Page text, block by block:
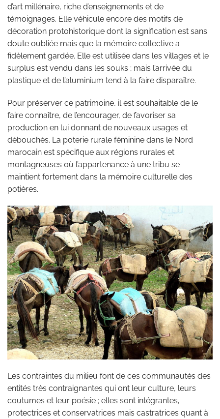
d’art millénaire, riche d’enseignements et de
témoignages. Elle véhicule encore des motifs de
décoration protohistorique dont la signification est sans
doute oubliée mais que la mémoire collective a
fidèlement gardée. Elle est utilisée dans les villages et le
surplus est vendu dans les souks ; mais l’arrivée du
plastique et de l’aluminium tend à la faire disparaître.
Pour préserver ce patrimoine, il est souhaitable de le
faire connaître, de l’encourager, de favoriser sa
production en lui donnant de nouveaux usages et
débouchés. La poterie rurale féminine dans le Nord
marocain est spécifique aux régions rurales et
montagneuses où l’appartenance à une tribu se
maintient fortement dans la mémoire culturelle des
potières.
Les contraintes du milieu font de ces communautés des
entités très contraignantes qui ont leur culture, leurs
coutumes et leur poésie ; elles sont intégrantes,
protectrices et conservatrices mais castratrices quant à